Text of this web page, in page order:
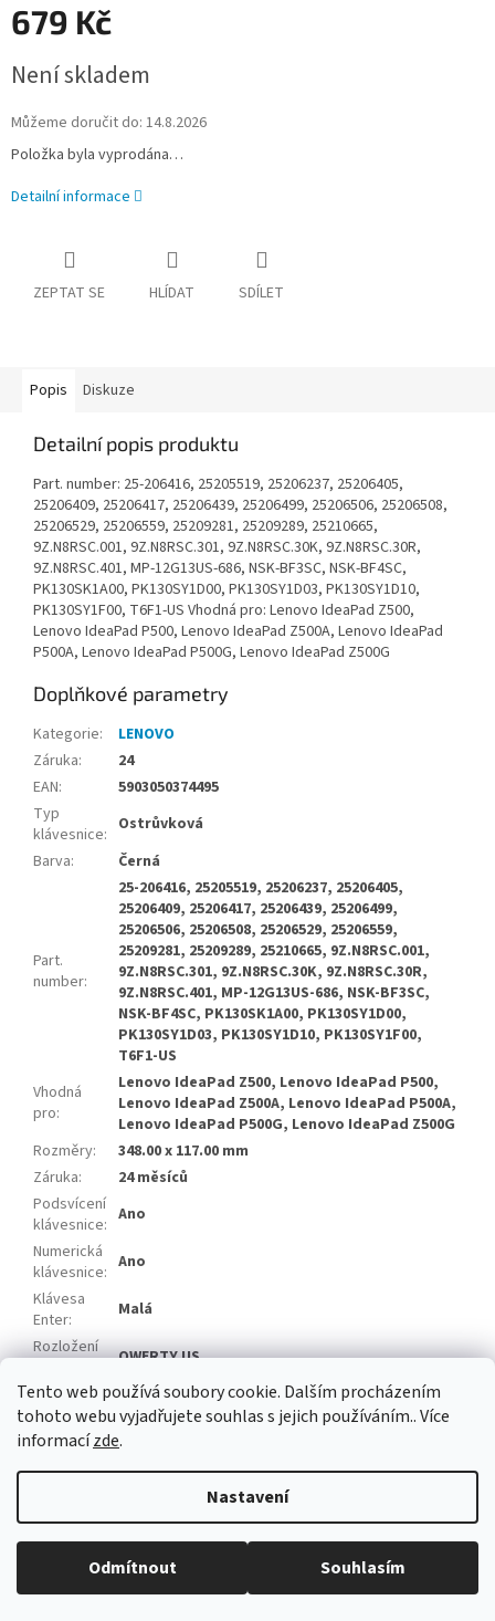
Tento web používá soubory cookie. Dalším procházením
tohoto webu vyjadřujete souhlas s jejich používáním.. Více
informacízde.
Nastavení
Odmítnout Souhlasím
679 Kč
cena:
Není skladem
Můžeme doručit do: 14.8.2026
Položka byla vyprodána…
Detailní informace
ZEPTAT SE HLÍDAT SDÍLET
Popis Diskuze
Detailní popis produktu
Part. number: 25-206416, 25205519, 25206237, 25206405,
25206409, 25206417, 25206439, 25206499, 25206506, 25206508,
25206529, 25206559, 25209281, 25209289, 25210665,
9Z.N8RSC.001, 9Z.N8RSC.301, 9Z.N8RSC.30K, 9Z.N8RSC.30R,
9Z.N8RSC.401, MP-12G13US-686, NSK-BF3SC, NSK-BF4SC,
PK130SK1A00, PK130SY1D00, PK130SY1D03, PK130SY1D10,
PK130SY1F00, T6F1-US Vhodná pro: Lenovo IdeaPad Z500,
Lenovo IdeaPad P500, Lenovo IdeaPad Z500A, Lenovo IdeaPad
P500A, Lenovo IdeaPad P500G, Lenovo IdeaPad Z500G
Doplňkové parametry
Kategorie:
LENOVO
Záruka:
24
EAN:
5903050374495
Typ
klávesnice: Ostrůvková
Barva: Černá
Part.
number:
25-206416, 25205519, 25206237, 25206405,
25206409, 25206417, 25206439, 25206499,
25206506, 25206508, 25206529, 25206559,
25209281, 25209289, 25210665, 9Z.N8RSC.001,
9Z.N8RSC.301, 9Z.N8RSC.30K, 9Z.N8RSC.30R,
9Z.N8RSC.401, MP-12G13US-686, NSK-BF3SC,
NSK-BF4SC, PK130SK1A00, PK130SY1D00,
PK130SY1D03, PK130SY1D10, PK130SY1F00,
T6F1-US
Vhodná
pro:
Lenovo IdeaPad Z500, Lenovo IdeaPad P500,
Lenovo IdeaPad Z500A, Lenovo IdeaPad P500A,
Lenovo IdeaPad P500G, Lenovo IdeaPad Z500G
Rozměry:
348.00 x 117.00 mm
Záruka:
24 měsíců
Podsvícení
klávesnice: Ano
Numerická
klávesnice: Ano
Klávesa
Enter:
Malá
Rozložení
QWERTY US
Položka byla vyprodána…
Vytvořil Shoptet
Copyright 2026baterie-adaptery.cz . Všechna práva vyhrazena.